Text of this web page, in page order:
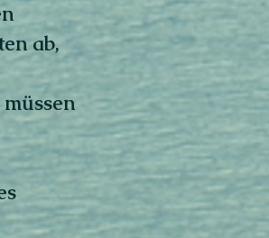
ab,